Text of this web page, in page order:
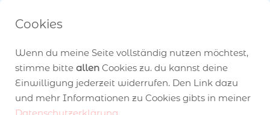
Home›Blog› Kreativset Vielen Dank von Stampin’ Up!
Cookies
Wenn du meine Seite vollständig nutzen möchtest,
stimme bitte allen Cookies zu. du kannst deine
Einwilligung jederzeit widerrufen. Den Link dazu
und mehr Informationen zu Cookies gibts in meiner